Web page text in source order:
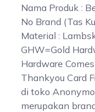
Nama Produk :
No Brand (Tas
Material :
GHW=Gold
Hardware
Thankyou Card
di toko
merupakan